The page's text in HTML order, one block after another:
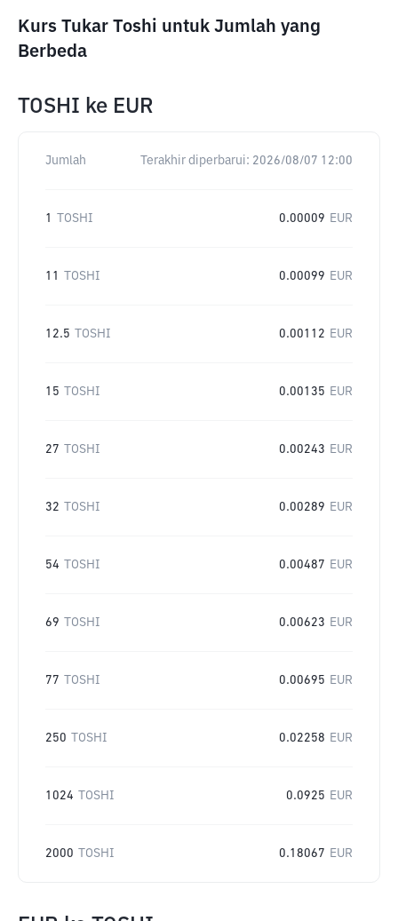
Kurs Tukar Toshi untuk Jumlah yang
Berbeda
TOSHI ke EUR
Jumlah Terakhir diperbarui: 2026/08/07 12:00
1 TOSHI 0.00009 EUR
11 TOSHI 0.00099 EUR
12.5 TOSHI 0.00112 EUR
15 TOSHI 0.00135 EUR
27 TOSHI 0.00243 EUR
32 TOSHI 0.00289 EUR
54 TOSHI 0.00487 EUR
69 TOSHI 0.00623 EUR
77 TOSHI 0.00695 EUR
250 TOSHI 0.02258 EUR
1024 TOSHI 0.0925 EUR
2000 TOSHI 0.18067 EUR